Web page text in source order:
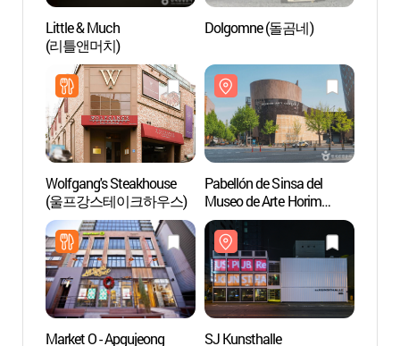
Little & Much
(리틀앤머치)
Dolgomne (돌곰네)
Wolfgang's Steakhouse
(울프강스테이크하우스)
Pabellón de Sinsa del
Museo de Arte Horim
(호림박물관 신사분관)
Market O - Apgujeong
SJ Kunsthalle